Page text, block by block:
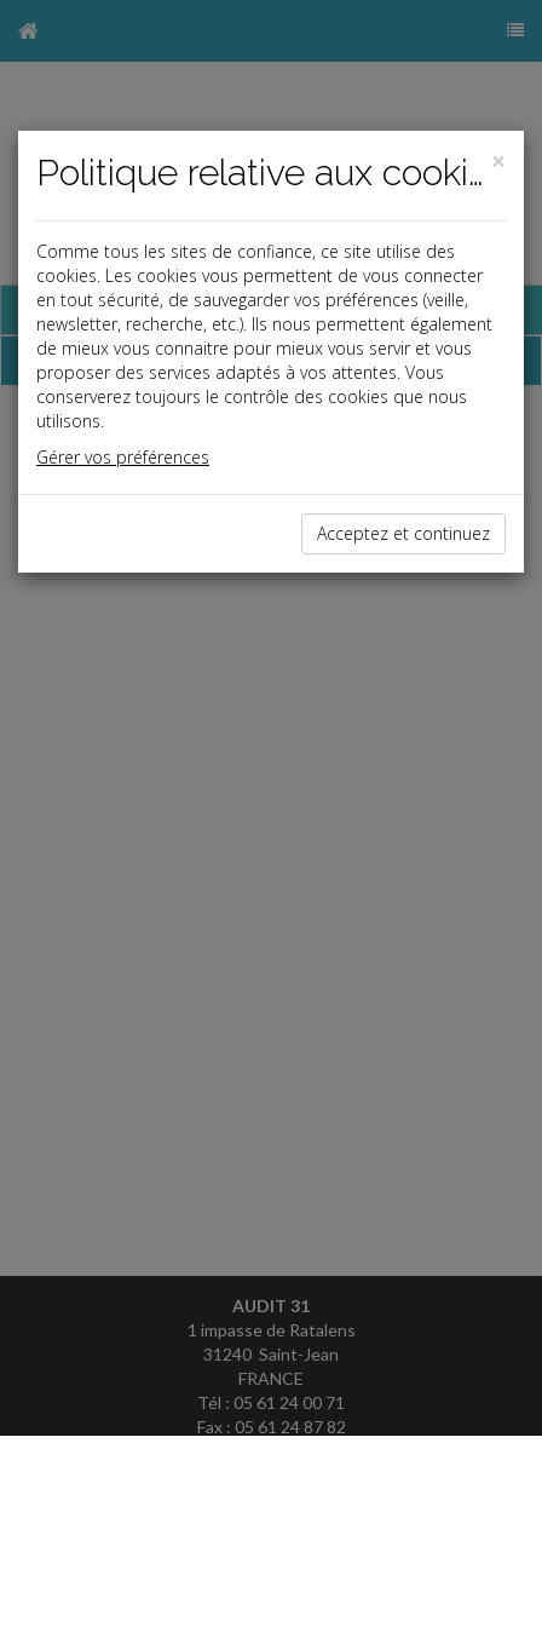
Base documentaire
Dossiers
Espace réservé
AUDIT 31
1 impasse de Ratalens
31240 Saint-Jean
FRANCE
Tél : 05 61 24 00 71
Fax : 05 61 24 87 82
×
Politique relative aux cookies
Comme tous les sites de confiance, ce site utilise des
cookies. Les cookies vous permettent de vous connecter
en tout sécurité, de sauvegarder vos préférences (veille,
newsletter, recherche, etc.). Ils nous permettent également
de mieux vous connaitre pour mieux vous servir et vous
proposer des services adaptés à vos attentes. Vous
conserverez toujours le contrôle des cookies que nous
utilisons.
Gérer vos préférences
Acceptez et continuez